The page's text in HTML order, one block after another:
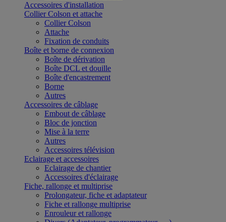
Accessoires d'installation
Collier Colson et attache
Collier Colson
Attache
Fixation de conduits
Boîte et borne de connexion
Boîte de dérivation
Boîte DCL et douille
Boîte d'encastrement
Borne
Autres
Accessoires de câblage
Embout de câblage
Bloc de jonction
Mise à la terre
Autres
Accessoires télévision
Eclairage et accessoires
Eclairage de chantier
Accessoires d'éclairage
Fiche, rallonge et multiprise
Prolongateur, fiche et adaptateur
Fiche et rallonge multiprise
Enrouleur et rallonge